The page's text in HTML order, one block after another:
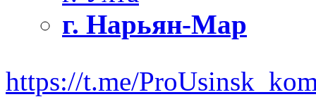
г. Нарьян-Мар
https://t.me/